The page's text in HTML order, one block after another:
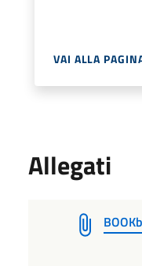
VAI ALLA
Allegati